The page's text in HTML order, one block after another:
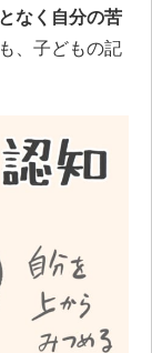
なく自分の苦
、子どもの記